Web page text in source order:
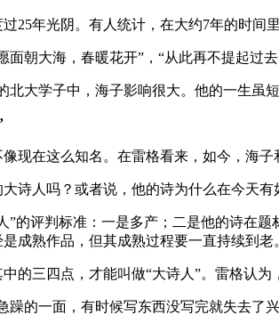
25年光阴。有人统计，在大约7年的时间
面朝大海，春暖花开”，“从此再不提起
北大学子中，海子影响很大。他的一生虽
现在这么知名。在雷格看来，如今，海
诗人吗？或者说，他的诗为什么在今天有
”的评判标准：一是多产；二是他的诗在
成熟作品，但其成熟过程要一直持续到老
的三四点，才能叫做“大诗人”。雷格认
躁的一面，有时候写东西没写完就失去了